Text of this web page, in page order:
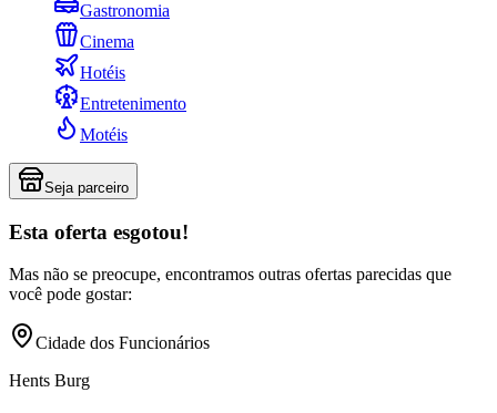
Gastronomia
Cinema
Hotéis
Entretenimento
Motéis
Seja parceiro
Esta oferta esgotou!
Mas não se preocupe, encontramos outras ofertas parecidas que
você pode gostar:
Cidade dos Funcionários
Hents Burg